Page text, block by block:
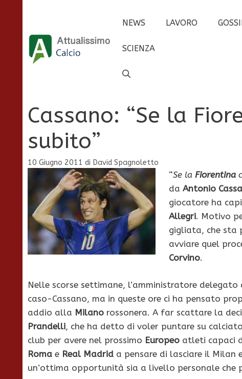
contenuto
NEWS LAVORO
SCIENZA
Cassano: “Se la
subito”
10 Giugno 2011 di David Spagnoletto
“Se la Fiorentina
da Antonio
giocatore ha
Allegri. Motivo
gigliata, che sta
avviare quel
Corvino.
Nelle scorse settimane, l’amministratore delegato
caso-Cassano, ma in queste ore ci ha pensato
addio alla Milano rossonera. A far scattare la
Prandelli, che ha detto di voler puntare su
club per avere nel prossimo Europeo atleti capaci
Roma e Real Madrid a pensare di lasciare il Milan
un’ottima opportunità sia a livello personale che